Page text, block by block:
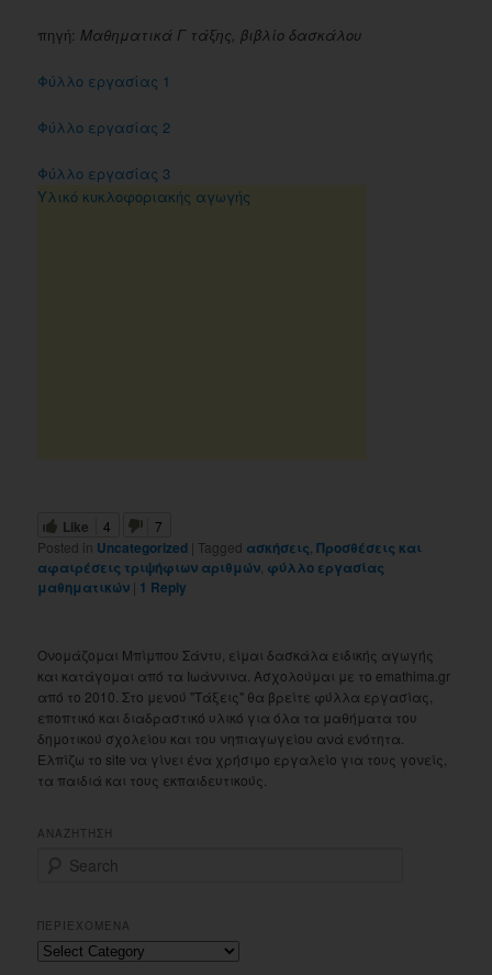
πηγή:Μαθηματικά Γ τάξης, βιβλίο δασκάλου
Φύλλο εργασίας 1
Φύλλο εργασίας 2
Φύλλο εργασίας 3
Υλικό κυκλοφοριακής αγωγής
Like 4
7
Posted in Uncategorized | Tagged ασκήσεις,Προσθέσεις και
αφαιρέσεις τριψήφιων αριθμών, φύλλο εργασίας
μαθηματικών | 1 Reply
Ονομάζομαι Μπίμπου Σάντυ, είμαι δασκάλα ειδικής αγωγής
και κατάγομαι από τα Ιωάννινα. Ασχολούμαι με το emathima.gr
από το 2010. Στο μενού "Τάξεις" θα βρείτε φύλλα εργασίας,
εποπτικό και διαδραστικό υλικό για όλα τα μαθήματα του
δημοτικού σχολείου και του νηπιαγωγείου ανά ενότητα.
Ελπίζω το site να γίνει ένα χρήσιμο εργαλείο για τους γονείς,
τα παιδιά και τους εκπαιδευτικούς.
ΑΝΑΖΗΤΗΣΗ
r
c
h
ΠΕΡΙΕΧΟΜΕΝΑ
Περιεχομενα